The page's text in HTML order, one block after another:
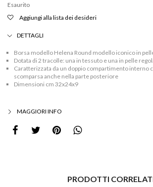
€295,00.
€206,50.
Esaurito
Aggiungi alla lista dei desideri
DETTAGLI
Borsa modello Helena Round modello iconico in
Dotata di 2 tracolle: una in tessuto e una in pelle
Caratterizzata da un doppio compartimento interno
scomparsa anche nella parte posteriore
Dimensioni cm 32x24x9
MAGGIORI INFO
PRODOTTI